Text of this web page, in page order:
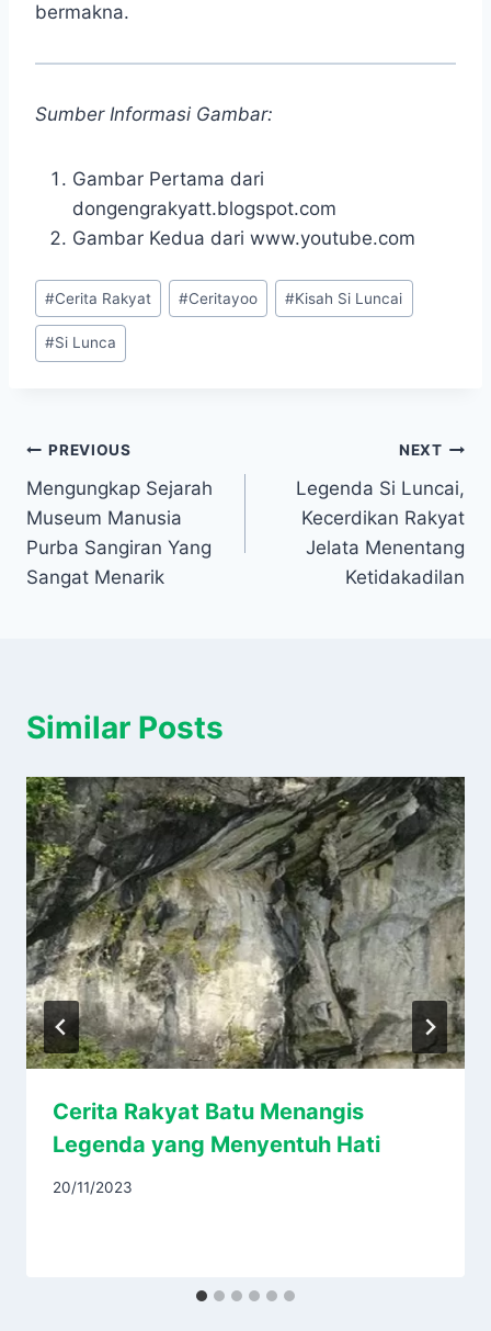
bermakna.
Sumber Informasi Gambar:
Gambar Pertama dari
dongengrakyatt.blogspot.com
Gambar Kedua dari www.youtube.com
Post
Tags:
#Cerita Rakyat #Ceritayoo #Kisah Si Luncai
#Si Lunca
Navigasi
pos
PREVIOUS
Mengungkap Sejarah
Museum Manusia
Purba Sangiran Yang
Sangat Menarik
NEXT
Legenda Si Luncai,
Kecerdikan Rakyat
Jelata Menentang
Ketidakadilan
Similar Posts
Cerita Rakyat Batu Menangis
Legenda yang Menyentuh Hati
20/11/2023